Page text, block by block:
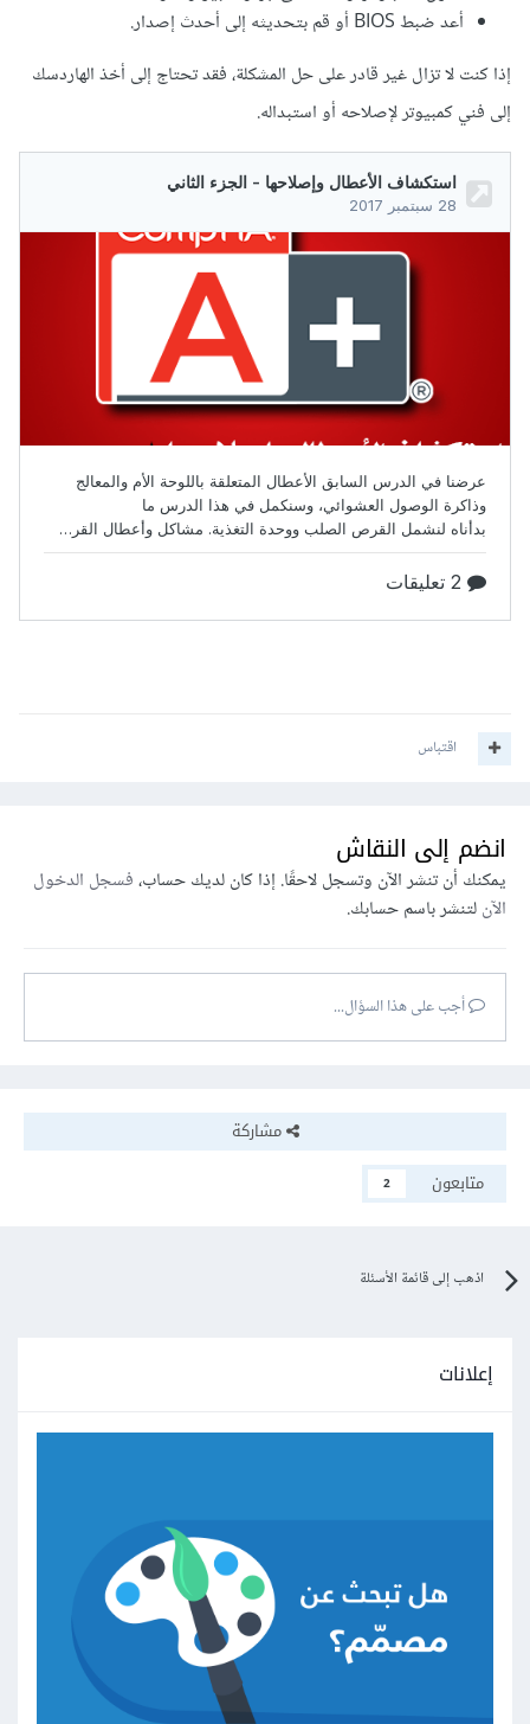
أعد ضبط BIOS أو قم بتحديثه إلى أحدث إصدار.
إذا كنت لا تزال غير قادر على حل المشكلة، فقد تحتاج إلى أخذ الهاردسك
إلى فني كمبيوتر لإصلاحه أو استبداله.
اقتباس
انضم إلى النقاش
يمكنك أن تنشر الآن وتسجل لاحقًا. إذا كان لديك حساب،فسجل الدخول
الآنلتنشر باسم حسابك.
أجب على هذا السؤال...
مشاركة
متابعون
2
اذهب إلى قائمة الأسئلة
إعلانات